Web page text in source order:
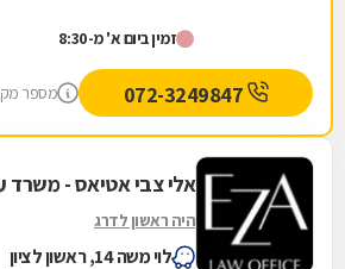
זמין ביום א' מ-8:30
מספר
אלי צבי אטיאס - משרד
היה ראשון לדרג
לוי משה 14, ראשון לציון